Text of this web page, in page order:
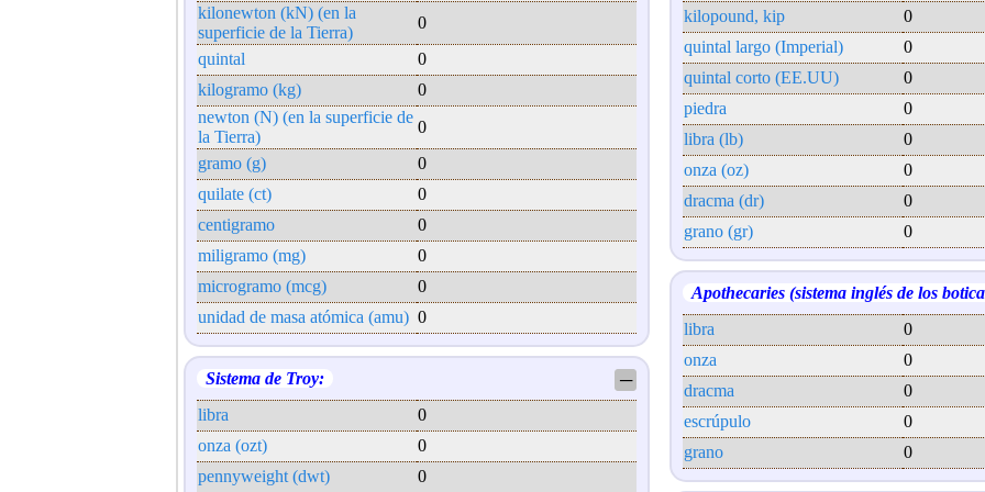
kilonewton (kN) (en la
superficie de la Tierra)
0
quintal
0
kilogramo (kg)
0
newton (N) (en la superficie de
la Tierra)
0
gramo (g)
0
quilate (ct)
0
centigramo
0
miligramo (mg)
0
microgramo (mcg)
0
unidad de masa atómica (amu) 0
Sistema de Troy:
─
libra
0
onza (ozt)
0
pennyweight (dwt)
0
kilopound, kip
0
quintal largo (Imperial)
0
quintal corto (EE.UU)
0
piedra
0
libra (lb)
0
onza (oz)
0
dracma (dr)
0
grano (gr)
0
Apothecaries (sistema inglés de los
libra
0
onza
0
dracma
0
escrúpulo
0
grano
0